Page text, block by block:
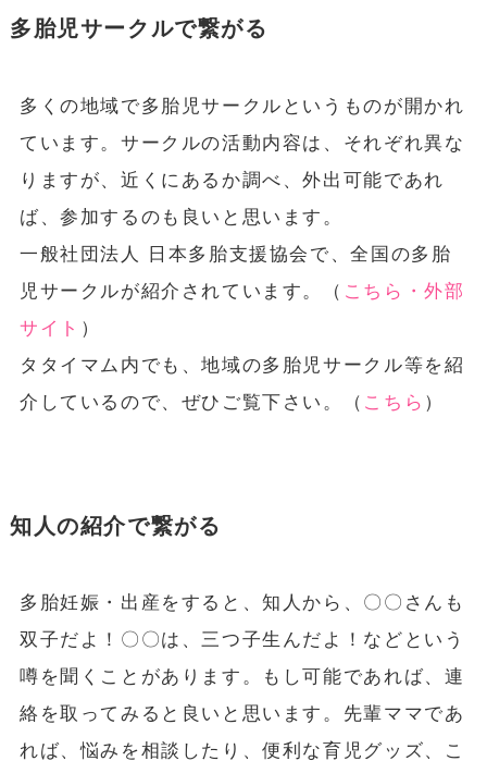
多胎児サークルで繋がる
多くの地域で多胎児サークルというものが開かれ
ています。サークルの活動内容は、それぞれ異な
りますが、近くにあるか調べ、外出可能であれ
ば、参加するのも良いと思います。
一般社団法人 日本多胎支援協会で、全国の多胎
児サークルが紹介されています。（ こちら・外部
サイト ）
タタイマム内でも、地域の多胎児サークル等を紹
介しているので、ぜひご覧下さい。（ こちら ）
知人の紹介で繋がる
多胎妊娠・出産をすると、知人から、〇〇さんも
双子だよ！〇〇は、三つ子生んだよ！などという
噂を聞くことがあります。もし可能であれば、連
絡を取ってみると良いと思います。先輩ママであ
れば、悩みを相談したり、便利な育児グッズ、こ